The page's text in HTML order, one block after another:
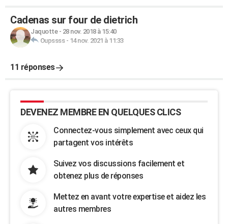
Cadenas sur four de dietrich
Jaquotte- 28 nov. 2018 à 15:40
Oupssss- 14 nov. 2021 à 11:33
11 réponses
DEVENEZ MEMBRE EN QUELQUES CLICS
Connectez-vous simplement avec ceux qui
partagent vos intérêts
Suivez vos discussions facilement et
obtenez plus de réponses
Mettez en avant votre expertise et aidez les
autres membres